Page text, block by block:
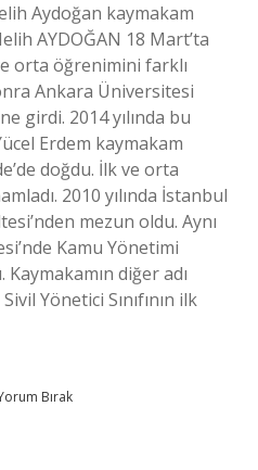
Aydoğan kaymakam
AYDOĞAN 18 Mart’ta
orta öğrenimini farklı
Ankara Üniversitesi
girdi. 2014 yılında bu
Erdem kaymakam
doğdu. İlk ve orta
2010 yılında İstanbul
mezun oldu. Aynı
Kamu Yönetimi
diğer adı
Yönetici Sınıfının ilk
Bırak